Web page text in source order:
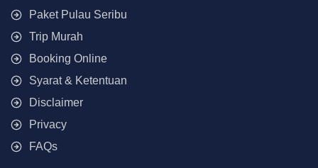
Paket Pulau Seribu
Trip Murah
Booking Online
Syarat & Ketentuan
Disclaimer
Privacy
FAQs